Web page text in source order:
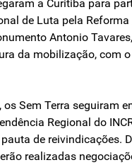
a Curitiba para
de Luta pela Reforma
Antonio
da mobilização, com
os Sem Terra seguiram
Regional do
de reivindicações.
realizadas